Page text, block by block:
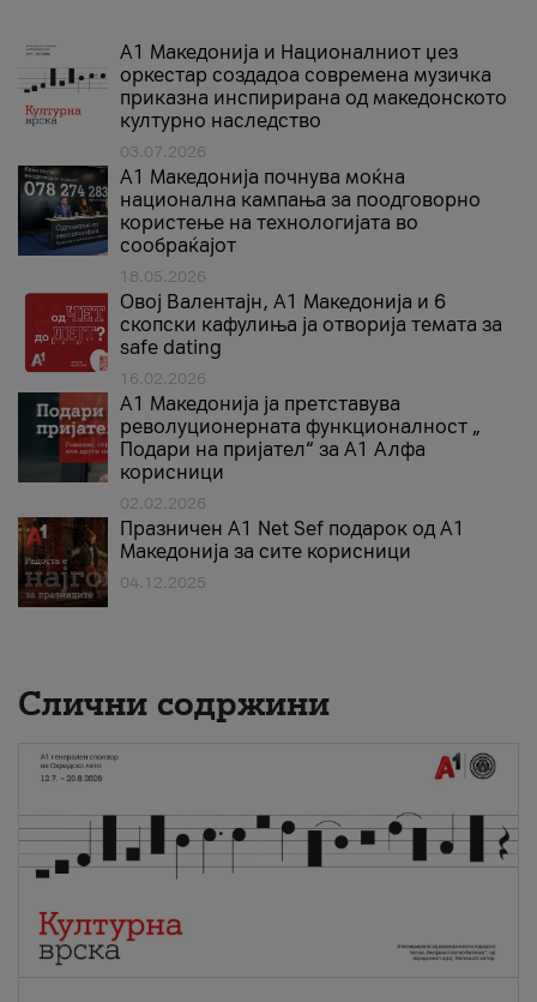
А1 Македонија и Националниот џез
оркестар создадоа современа музичка
приказна инспирирана од македонското
културно наследство
03.07.2026
A1 Македонија почнува моќна
национална кампања за поодговорно
користење на технологијата во
сообраќајот
18.05.2026
Овој Валентајн, A1 Македонија и 6
скопски кафулиња ја отворија темата за
safe dating
16.02.2026
А1 Македонија ја претставува
револуционерната функционалност „
Подари на пријател“ за А1 Алфа
корисници
02.02.2026
Празничен A1 Net Sеf подарок од А1
Македонија за сите корисници
04.12.2025
Слични содржини